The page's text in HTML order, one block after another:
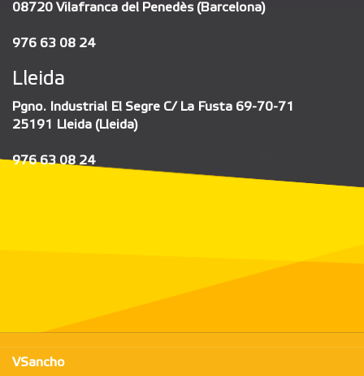
08720 Vilafranca del Penedès (Barcelona)
976 63 08 24
Lleida
Pgno. Industrial El Segre C/ La Fusta 69-70-71
25191 Lleida (Lleida)
976 63 08 24
VSancho